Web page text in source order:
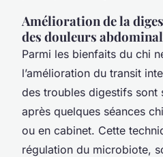
Amélioration de la
des douleurs
Parmi les bienfaits du chi
l’amélioration du transit
des troubles digestifs sont
après quelques séances
ou en cabinet. Cette
régulation du microbiote,